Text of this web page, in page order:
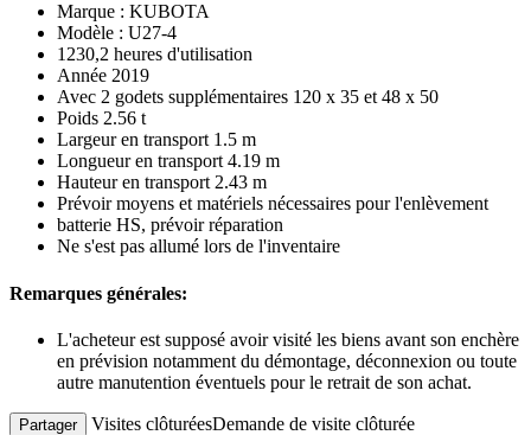
Marque : KUBOTA
Modèle : U27-4
1230,2 heures d'utilisation
Année 2019
Avec 2 godets supplémentaires 120 x 35 et 48 x 50
Poids 2.56 t
Largeur en transport 1.5 m
Longueur en transport 4.19 m
Hauteur en transport 2.43 m
Prévoir moyens et matériels nécessaires pour l'enlèvement
batterie HS, prévoir réparation
Ne s'est pas allumé lors de l'inventaire
Remarques générales:
L'acheteur est supposé avoir visité les biens avant son enchère
en prévision notamment du démontage, déconnexion ou toute
autre manutention éventuels pour le retrait de son achat.
Partager Visites clôturéesDemande de visite clôturée